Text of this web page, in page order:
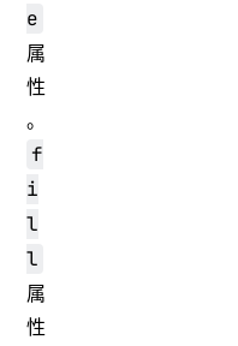
e
属
性
。
f
i
l
l
属
性